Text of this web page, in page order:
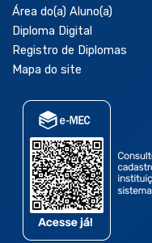
Área do(a) Aluno(a)
Diploma Digital
Registro de Diplomas
Mapa do site